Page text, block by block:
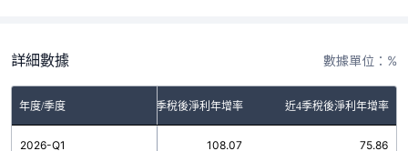
詳細數據 數據單位：%
年度/季度 單季稅後淨利年增率 近4季稅後淨利年增率
2026-Q1 108.07 75.86